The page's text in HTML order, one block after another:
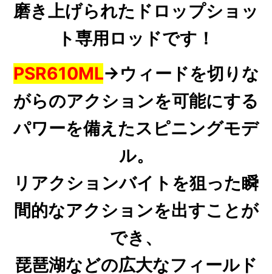
磨き上げられたドロップショッ
ト専用ロッドです！
PSR610ML→ウィードを切りな
がらのアクションを可能にする
パワーを備えたスピニングモデ
ル。
リアクションバイトを狙った瞬
間的なアクションを出すことが
でき、
琵琶湖などの広大なフィールド